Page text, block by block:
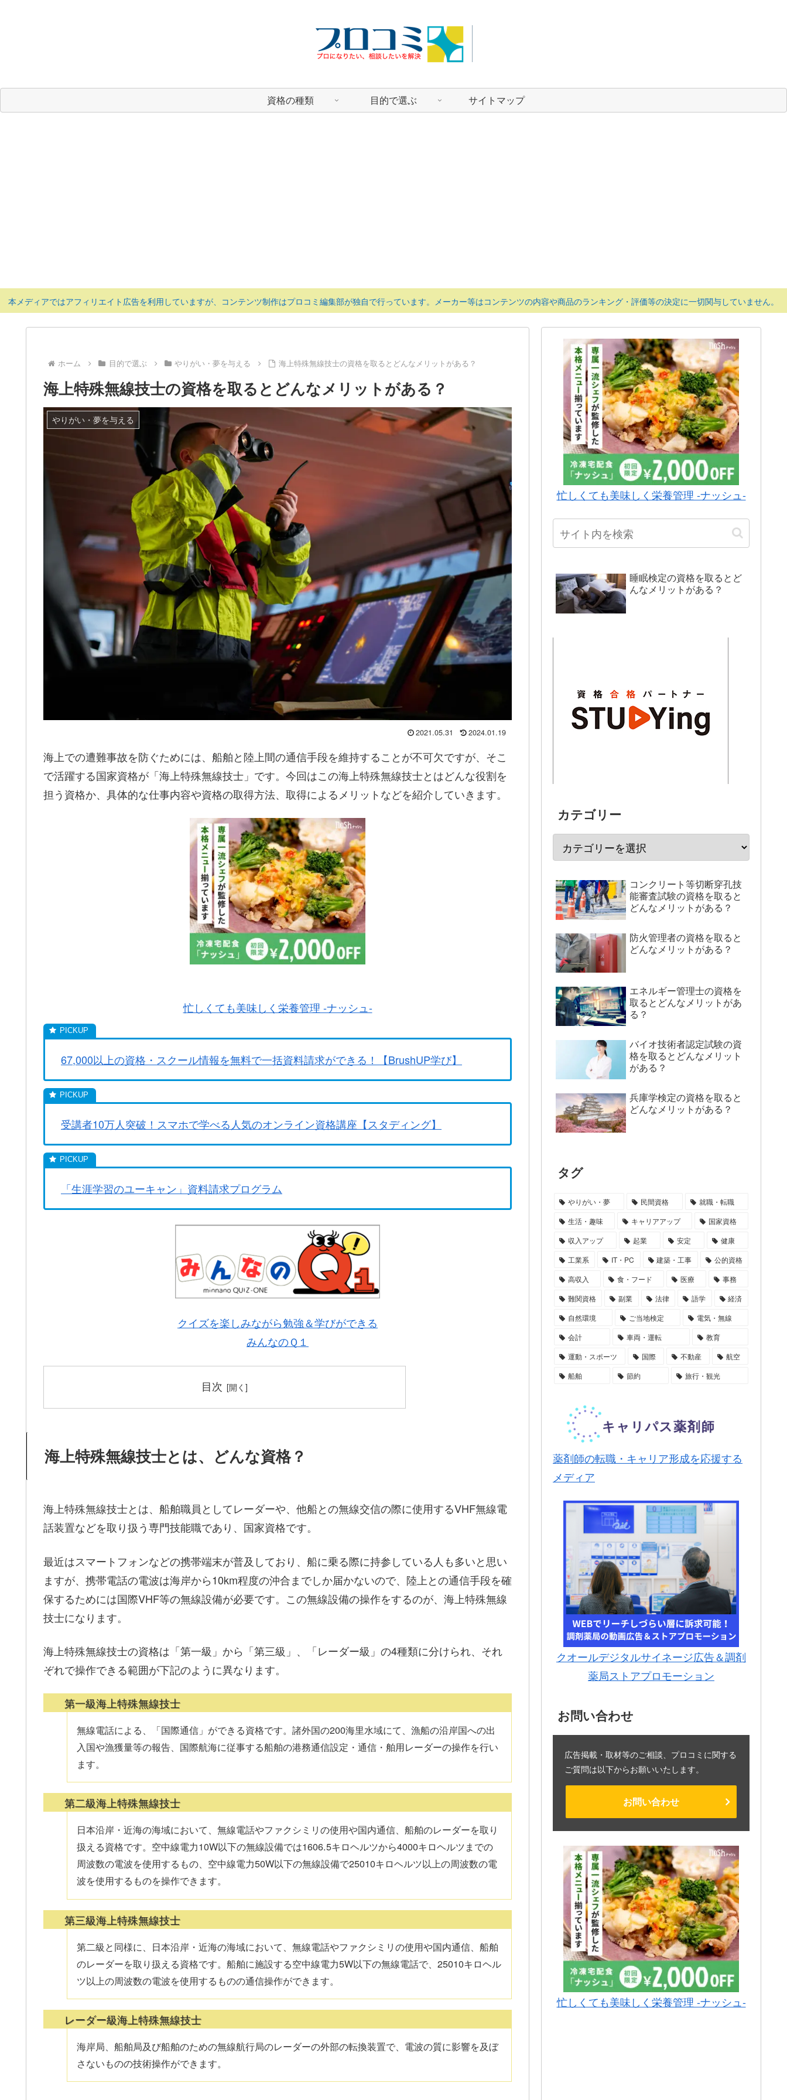
資格の種類 目的で選ぶ サイトマップ
本メディアではアフィリエイト広告を利用していますが、コンテンツ制作はプロコミ編集部が独自で行っています。メーカー等はコンテンツの内容や商品のランキング・評価等の決定に一切関与していません。
ホーム 目的で選ぶ やりがい・夢を与える 海上特殊無線技士の資格を取るとどんなメリットがある？
海上特殊無線技士の資格を取るとどんなメリットがある？
やりがい・夢を与える
2021.05.31 2024.01.19
海上での遭難事故を防ぐためには、船舶と陸上間の通信手段を維持することが不可欠ですが、そこ
で活躍する国家資格が「海上特殊無線技士」です。今回はこの海上特殊無線技士とはどんな役割を
担う資格か、具体的な仕事内容や資格の取得方法、取得によるメリットなどを紹介していきます。
忙しくても美味しく栄養管理 -ナッシュ-
67,000以上の資格・スクール情報を無料で一括資料請求ができる！【BrushUP学び】
受講者10万人突破！スマホで学べる人気のオンライン資格講座【スタディング】
「生涯学習のユーキャン」資料請求プログラム
クイズを楽しみながら勉強＆学びができる
みんなのＱ１
目次
海上特殊無線技士とは、どんな資格？
海上特殊無線技士とは、船舶職員としてレーダーや、他船との無線交信の際に使用するVHF無線電
話装置などを取り扱う専門技能職であり、国家資格です。
最近はスマートフォンなどの携帯端末が普及しており、船に乗る際に持参している人も多いと思い
ますが、携帯電話の電波は海岸から10km程度の沖合までしか届かないので、陸上との通信手段を確
保するためには国際VHF等の無線設備が必要です。この無線設備の操作をするのが、海上特殊無線
技士になります。
海上特殊無線技士の資格は「第一級」から「第三級」、「レーダー級」の4種類に分けられ、それ
ぞれで操作できる範囲が下記のように異なります。
第一級海上特殊無線技士
無線電話による、「国際通信」ができる資格です。諸外国の200海里水域にて、漁船の沿岸国への出
入国や漁獲量等の報告、国際航海に従事する船舶の港務通信設定・通信・舶用レーダーの操作を行い
ます。
第二級海上特殊無線技士
日本沿岸・近海の海域において、無線電話やファクシミリの使用や国内通信、船舶のレーダーを取り
扱える資格です。空中線電力10W以下の無線設備では1606.5キロヘルツから4000キロヘルツまでの
周波数の電波を使用するもの、空中線電力50W以下の無線設備で25010キロヘルツ以上の周波数の電
波を使用するものを操作できます。
第三級海上特殊無線技士
第二級と同様に、日本沿岸・近海の海域において、無線電話やファクシミリの使用や国内通信、船舶
のレーダーを取り扱える資格です。船舶に施設する空中線電力5W以下の無線電話で、25010キロヘル
ツ以上の周波数の電波を使用するものの通信操作ができます。
レーダー級海上特殊無線技士
海岸局、船舶局及び船舶のための無線航行局のレーダーの外部の転換装置で、電波の質に影響を及ぼ
さないものの技術操作ができます。
忙しくても美味しく栄養管理 -ナッシュ-
睡眠検定の資格を取るとど
んなメリットがある？
カテゴリー
コンクリート等切断穿孔技
能審査試験の資格を取ると
どんなメリットがある？
防火管理者の資格を取ると
どんなメリットがある？
エネルギー管理士の資格を
取るとどんなメリットがあ
る？
バイオ技術者認定試験の資
格を取るとどんなメリット
がある？
兵庫学検定の資格を取ると
どんなメリットがある？
タグ
やりがい・夢 民間資格
就職・転職
生活・趣味
キャリアアップ
国家資格
収入アップ
起業 安定
健康
工業系
IT・PC 建築・工事
公的資格
高収入
食・フード 医療
事務
難関資格
副業 法律 語学
経済
自然環境
ご当地検定
電気・無線
会計
車両・運転
教育
運動・スポーツ
国際 不動産
航空
船舶
節約 旅行・観光
薬剤師の転職・キャリア形成を応援する
メディア
クオールデジタルサイネージ広告＆調剤
薬局ストアプロモーション
お問い合わせ
広告掲載・取材等のご相談、プロコミに関する
ご質問は以下からお願いいたします。
お問い合わせ
忙しくても美味しく栄養管理 -ナッシュ-